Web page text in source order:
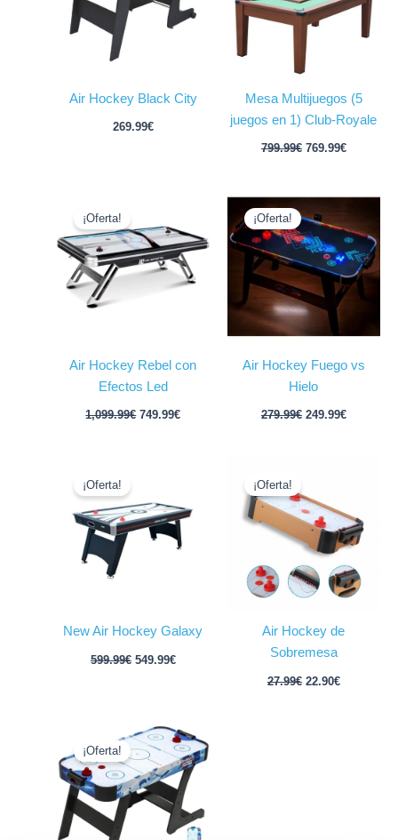
Air Hockey Black City
269.99€
Mesa Multijuegos (5
juegos en 1) Club-Royale
799.99€ 769.99€
¡Oferta!
Air Hockey Rebel con
Efectos Led
1,099.99€
original
era:
1,099.99€.
749.99€
actual
es:
749.99€.
¡Oferta!
Air Hockey Fuego vs
Hielo
279.99€
El
precio
original
era:
279.99€.
249.99€
El
actual
es:
249.99€.
¡Oferta!
New Air Hockey Galaxy
599.99€
era:
599.99€.
549.99€
es:
549.99€.
¡Oferta!
Air Hockey de
Sobremesa
27.99€
original
era:
27.99€.
22.90€
es:
22.90€.
¡Oferta!
El
precio
original
era:
169.99€.
El
precio
actual
es:
149.99€.